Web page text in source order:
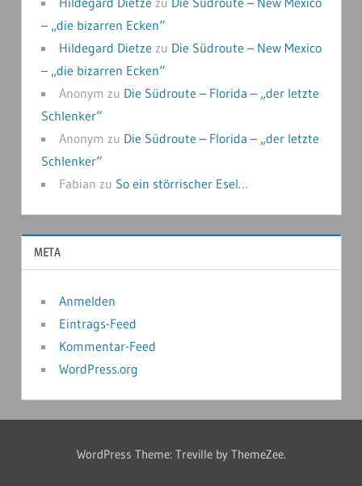
– „die bizarren Ecken“
Hildegard Dietze zu Die Südroute – New Mexico
– „die bizarren Ecken“
Anonym zu Die Südroute – Florida – „der letzte
Schlenker“
Anonym zu Die Südroute – Florida – „der letzte
Schlenker“
Fabian zu So ein störrischer Esel…
META
Anmelden
Eintrags-Feed
Kommentar-Feed
WordPress.org
WordPress Theme: Treville by ThemeZee.